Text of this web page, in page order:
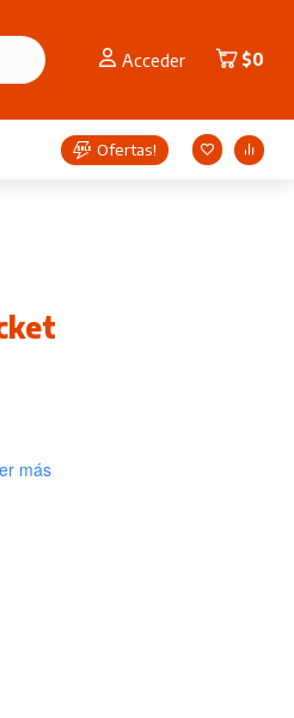
Acceder $0
Ofertas!
más